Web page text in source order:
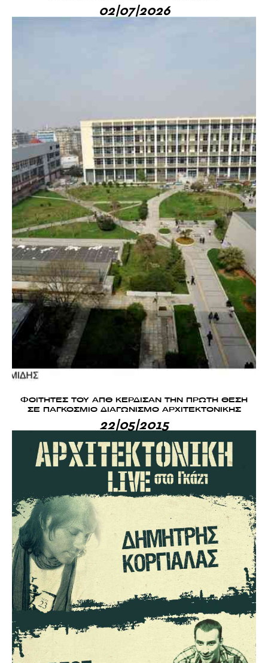
02|07|2026
ΦΟΙΤΗΤΕΣ ΤΟΥ ΑΠΘ ΚΕΡΔΙΣΑΝ ΤΗΝ ΠΡΩΤΗ ΘΕΣΗ
ΣΕ ΠΑΓΚΟΣΜΙΟ ΔΙΑΓΩΝΙΣΜΟ ΑΡΧΙΤΕΚΤΟΝΙΚΗΣ
22|05|2015